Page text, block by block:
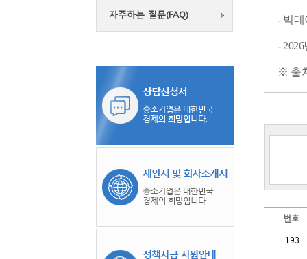
자주하는 질문(FAQ) - 빅
-
※ 출
번호
193